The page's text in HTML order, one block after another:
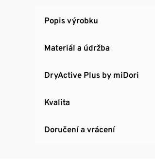
Popis výrobku
Materiál a údržba
DryActive Plus by miDori
Kvalita
Doručení a vrácení